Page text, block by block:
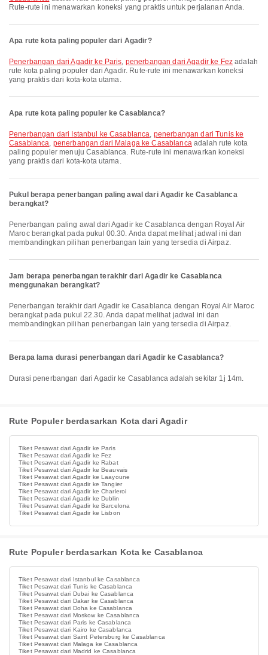
Rute-rute ini menawarkan koneksi yang praktis untuk perjalanan Anda.
Apa rute kota paling populer dari Agadir?
penerbangan dari Agadir ke Paris, penerbangan dari Agadir ke Fezadalah
rute kota paling populer dari Agadir. Rute-rute ini menawarkan koneksi
yang praktis dari kota-kota utama.
Apa rute kota paling populer ke Casablanca?
penerbangan dari Istanbul ke Casablanca, penerbangan dari Tunis ke
Casablanca, penerbangan dari Malaga ke Casablancaadalah rute kota
paling populer menuju Casablanca. Rute-rute ini menawarkan koneksi
yang praktis dari kota-kota utama.
Pukul berapa penerbangan paling awal dari Agadir ke Casablanca
berangkat?
Penerbangan paling awal dari Agadir ke Casablanca dengan Royal Air
Maroc berangkat pada pukul 00.30. Anda dapat melihat jadwal ini dan
membandingkan pilihan penerbangan lain yang tersedia di Airpaz.
Jam berapa penerbangan terakhir dari Agadir ke Casablanca
menggunakan berangkat?
Penerbangan terakhir dari Agadir ke Casablanca dengan Royal Air Maroc
berangkat pada pukul 22.30. Anda dapat melihat jadwal ini dan
membandingkan pilihan penerbangan lain yang tersedia di Airpaz.
Berapa lama durasi penerbangan dari Agadir ke Casablanca?
Durasi penerbangan dari Agadir ke Casablanca adalah sekitar 1j 14m.
Rute Populer berdasarkan Kota dari Agadir
Tiket Pesawat dari Agadir ke Paris
Tiket Pesawat dari Agadir ke Fez
Tiket Pesawat dari Agadir ke Rabat
Tiket Pesawat dari Agadir ke Beauvais
Tiket Pesawat dari Agadir ke Laayoune
Tiket Pesawat dari Agadir ke Tangier
Tiket Pesawat dari Agadir ke Charleroi
Tiket Pesawat dari Agadir ke Dublin
Tiket Pesawat dari Agadir ke Barcelona
Tiket Pesawat dari Agadir ke Lisbon
Rute Populer berdasarkan Kota ke Casablanca
Tiket Pesawat dari Istanbul ke Casablanca
Tiket Pesawat dari Tunis ke Casablanca
Tiket Pesawat dari Dubai ke Casablanca
Tiket Pesawat dari Dakar ke Casablanca
Tiket Pesawat dari Doha ke Casablanca
Tiket Pesawat dari Moskow ke Casablanca
Tiket Pesawat dari Paris ke Casablanca
Tiket Pesawat dari Kairo ke Casablanca
Tiket Pesawat dari Saint Petersburg ke Casablanca
Tiket Pesawat dari Malaga ke Casablanca
Tiket Pesawat dari Madrid ke Casablanca